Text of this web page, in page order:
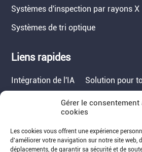
Systèmes d'inspection par rayons X
Systèmes de tri optique
Liens rapides
Intégration de l'IA Solution pour
Tél. : 717-490-1513
Adresse : 1050 Kreider Drive -
Gérer le consentement
cookies
Les cookies vous offrent une expérience
d'améliorer votre navigation sur notre site web,
déplacements, de garantir sa sécurité et de